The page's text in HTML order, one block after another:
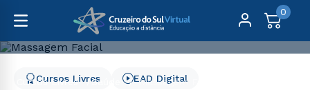
0
Cursos Livres Saúde Massagem Facial
Cursos Livres EAD Digital